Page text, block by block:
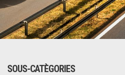
SOUS-CATÈGORIES